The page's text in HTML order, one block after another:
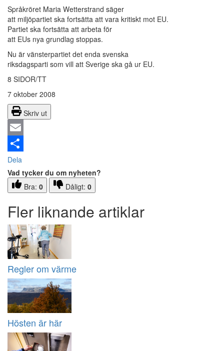
Språkröret Maria Wetterstrand säger
att miljöpartiet ska fortsätta att vara kritiskt mot EU.
Partiet ska fortsätta att arbeta för
att EUs nya grundlag stoppas.
Nu är vänsterpartiet det enda svenska
riksdagsparti som vill att Sverige ska gå ur EU.
8 SIDOR/TT
7 oktober 2008
Skriv ut
Email
Dela
Vad tycker du om nyheten?
Bra: 0 Dåligt: 0
Fler liknande artiklar
Regler om värme
Hösten är här